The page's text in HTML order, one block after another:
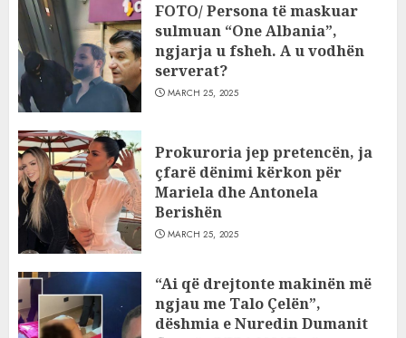
FOTO/ Persona të maskuar
sulmuan “One Albania”,
ngjarja u fsheh. A u vodhën
serverat?
MARCH 25, 2025
Prokuroria jep pretencën, ja
çfarë dënimi kërkon për
Mariela dhe Antonela
Berishën
MARCH 25, 2025
“Ai që drejtonte makinën më
ngjau me Talo Çelën”,
dëshmia e Nuredin Dumanit